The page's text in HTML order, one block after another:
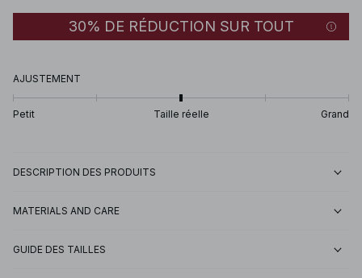
30% DE RÉDUCTION SUR TOUT
AJUSTEMENT
Petit Taille réelle Grand
DESCRIPTION DES PRODUITS
MATERIALS AND CARE
GUIDE DES TAILLES